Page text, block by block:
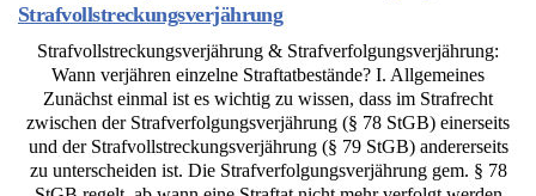
Strafvollstreckungsverjährung
Strafvollstreckungsverjährung & Strafverfolgungsverjährung:
Wann verjähren einzelne Straftatbestände? I. Allgemeines
Zunächst einmal ist es wichtig zu wissen, dass im Strafrecht
zwischen der Strafverfolgungsverjährung (§ 78 StGB) einerseits
und der Strafvollstreckungsverjährung (§ 79 StGB) andererseits
zu unterscheiden ist. Die Strafverfolgungsverjährung gem. § 78